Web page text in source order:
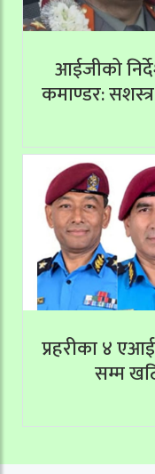
आईजीको
कमाण्डर:
प्रहरीका ४
सम्म